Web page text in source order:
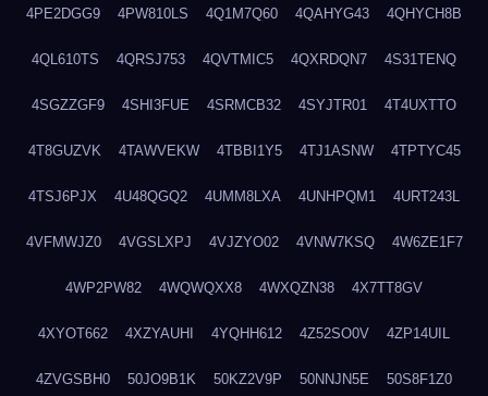
4PE2DGG9 4PW810LS 4Q1M7Q60 4QAHYG43 4QHYCH8B
4QL610TS 4QRSJ753 4QVTMIC5 4QXRDQN7 4S31TENQ
4SGZZGF9 4SHI3FUE 4SRMCB32 4SYJTR01 4T4UXTTO
4T8GUZVK 4TAWVEKW 4TBBI1Y5 4TJ1ASNW 4TPTYC45
4TSJ6PJX 4U48QGQ2 4UMM8LXA 4UNHPQM1 4URT243L
4VFMWJZ0 4VGSLXPJ 4VJZYO02 4VNW7KSQ 4W6ZE1F7
4WP2PW82 4WQWQXX8 4WXQZN38 4X7TT8GV
4XYOT662 4XZYAUHI 4YQHH612 4Z52SO0V 4ZP14UIL
4ZVGSBH0 50JO9B1K 50KZ2V9P 50NNJN5E 50S8F1Z0